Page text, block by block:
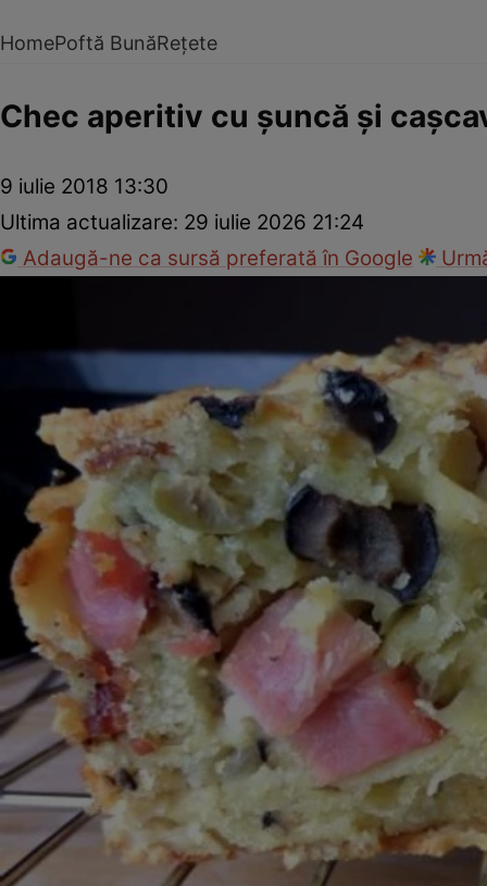
HomePoftă BunăRețete
Chec aperitiv cu şuncă şi
9 iulie 2018 13:30
Ultima actualizare: 29 iulie 2026 21:24
Adaugă-ne ca sursă preferată în Google